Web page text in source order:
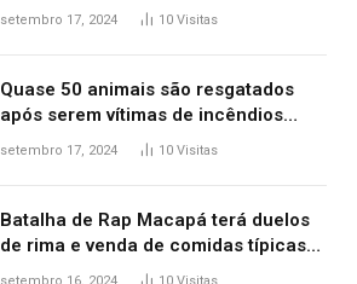
estaca de cerca e agredi-lo
setembro 17, 2024 10 Visitas
Quase 50 animais são resgatados
após serem vítimas de incêndios
florestais no Tocantins
setembro 17, 2024 10 Visitas
Batalha de Rap Macapá terá duelos
de rima e venda de comidas típicas
no Mercado Central
setembro 16, 2024 10 Visitas